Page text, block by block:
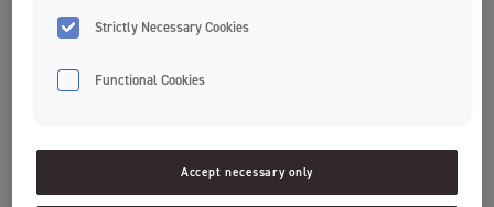
Dostępny wariant włosia: Soft oraz Medium
Technologia włosia WhiteTech™
Strictly Necessary Cookies
Functional Cookies
Accept necessary only